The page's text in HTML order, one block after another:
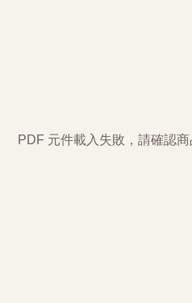
PDF 元件載入失敗，請確認